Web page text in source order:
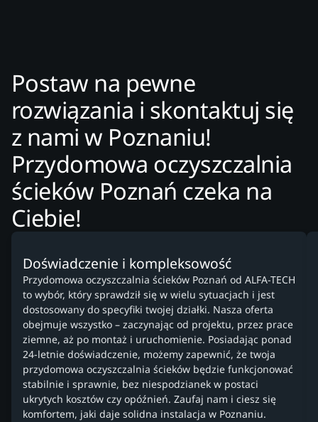
Postaw na pewne
rozwiązania i skontaktuj się
z nami w Poznaniu!
Przydomowa oczyszczalnia
ścieków Poznań czeka na
Ciebie!
Doświadczenie i kompleksowość
Przydomowa oczyszczalnia ścieków Poznań od ALFA-TECH
to wybór, który sprawdził się w wielu sytuacjach i jest
dostosowany do specyfiki twojej działki. Nasza oferta
obejmuje wszystko – zaczynając od projektu, przez prace
ziemne, aż po montaż i uruchomienie. Posiadając ponad
24-letnie doświadczenie, możemy zapewnić, że twoja
przydomowa oczyszczalnia ścieków będzie funkcjonować
stabilnie i sprawnie, bez niespodzianek w postaci
ukrytych kosztów czy opóźnień. Zaufaj nam i ciesz się
komfortem, jaki daje solidna instalacja w Poznaniu.